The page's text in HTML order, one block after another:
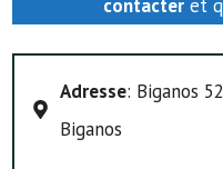
contacter et
Adresse: Biganos
Biganos